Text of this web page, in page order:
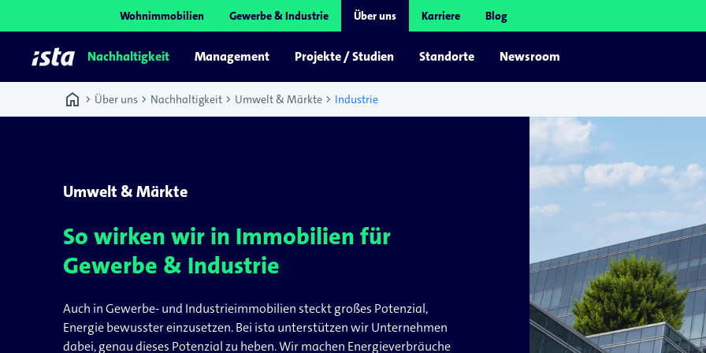
Wohnimmobilien Gewerbe & Industrie Über uns Karriere Blog
Nachhaltigkeit Management Projekte / Studien Standorte Newsroom
home chevron_right Über uns chevron_right Nachhaltigkeit chevron_right Umwelt & Märkte chevron_right Industrie
Umwelt & Märkte
So wirken wir in Immobilien für
Gewerbe & Industrie
Auch in Gewerbe- und Industrieimmobilien steckt großes Potenzial,
Energie bewusster einzusetzen. Bei ista unterstützen wir Unternehmen
dabei, genau dieses Potenzial zu heben. Wir machen Energieverbräuche